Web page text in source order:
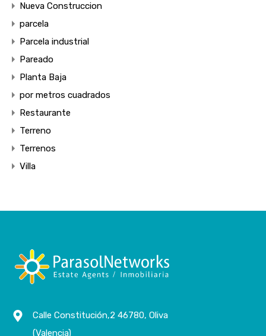
Nueva Construccion
parcela
Parcela industrial
Pareado
Planta Baja
por metros cuadrados
Restaurante
Terreno
Terrenos
Villa
Calle Constitución,2 46780, Oliva
(Valencia)